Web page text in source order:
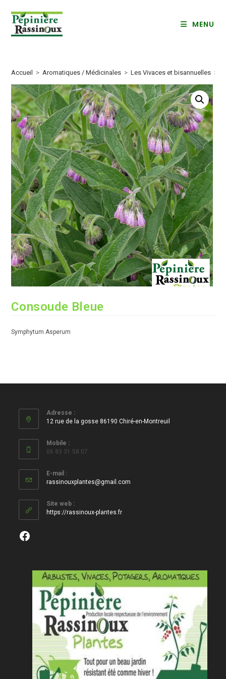
content
MENU
Accueil > Aromatiques / Médicinales > Les Vivaces et bisannuelles >
Consoude Bleue
Symphytum Asperum
Adresse :
12 rue de la gosse 86190 Chiré-en-Montreuil
Mobile :
06 83 31 58 07
E-mail :
rassinouxplantes@gmail.com
Site web :
https://rassinoux-plantes.fr
Facebook